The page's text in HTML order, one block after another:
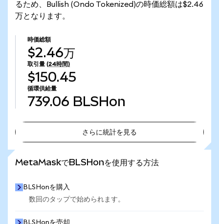
るため、Bullish (Ondo Tokenized)の時価総額は$2.46
万となります。
時価総額
$2.46万
取引量 (24時間)
$150.45
循環供給量
739.06 BLSHon
さらに統計を見る
MetaMaskでBLSHonを使用する方法
BLSHonを購入
数回のタップで始められます。
BLSHonを売却